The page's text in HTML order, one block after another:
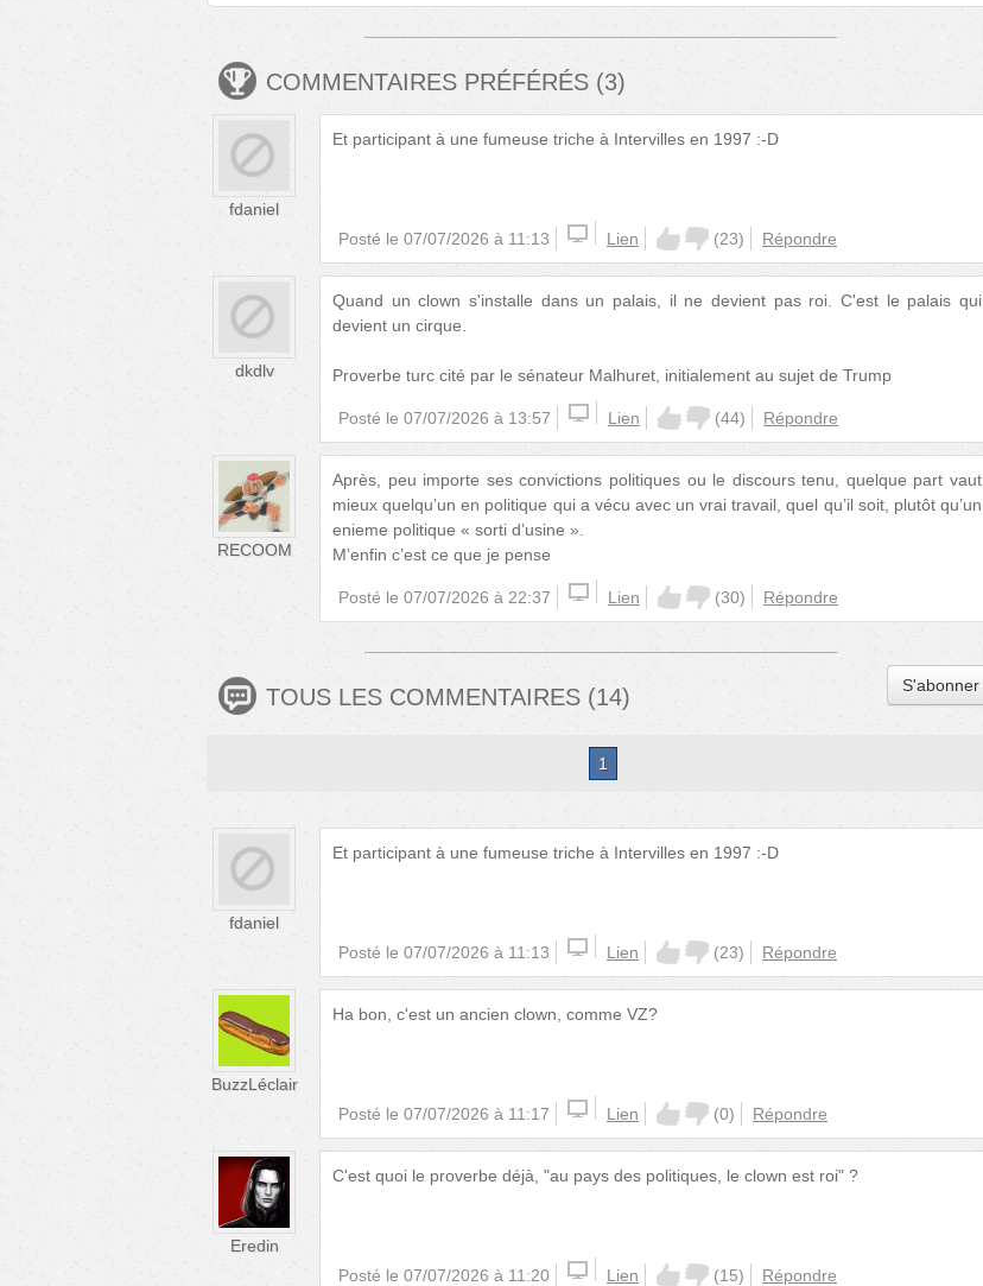
COMMENTAIRES PRÉFÉRÉS (3)
fdaniel
Et participant à une fumeuse triche à Intervilles en 1997 :-D
Posté le 07/07/2026 à 11:13 Lien (23) Répondre
dkdlv
Quand un clown s'installe dans un palais, il ne devient pas roi. C'est le palais qui
devient un cirque.
Proverbe turc cité par le sénateur Malhuret, initialement au sujet de Trump
Posté le 07/07/2026 à 13:57 Lien (44) Répondre
RECOOM
Après, peu importe ses convictions politiques ou le discours tenu, quelque part vaut
mieux quelqu’un en politique qui a vécu avec un vrai travail, quel qu’il soit, plutôt qu’un
enieme politique « sorti d’usine ».
M’enfin c’est ce que je pense
Posté le 07/07/2026 à 22:37 Lien (30) Répondre
TOUS LES COMMENTAIRES (14) S'abonner
1
fdaniel
Et participant à une fumeuse triche à Intervilles en 1997 :-D
Posté le 07/07/2026 à 11:13 Lien (23) Répondre
BuzzLéclair
Ha bon, c'est un ancien clown, comme VZ?
Posté le 07/07/2026 à 11:17 Lien (0) Répondre
Eredin
C'est quoi le proverbe déjà, "au pays des politiques, le clown est roi" ?
Posté le 07/07/2026 à 11:20 Lien (15) Répondre